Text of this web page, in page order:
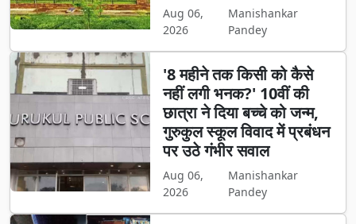
Aug 06,
2026
Manishankar
Pandey
'8 महीने तक किसी को कैसे
नहीं लगी भनक?' 10वीं की
छात्रा ने दिया बच्चे को जन्म,
गुरुकुल स्कूल विवाद में प्रबंधन
पर उठे गंभीर सवाल
Aug 06,
2026
Manishankar
Pandey